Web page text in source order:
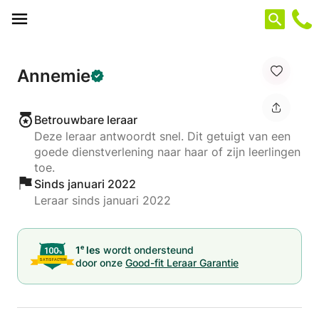
Annemie
Betrouwbare leraar
Deze leraar antwoordt snel. Dit getuigt van een
goede dienstverlening naar haar of zijn leerlingen
toe.
Sinds januari 2022
Leraar sinds januari 2022
1e les wordt ondersteund
door onze Good-fit Leraar Garantie